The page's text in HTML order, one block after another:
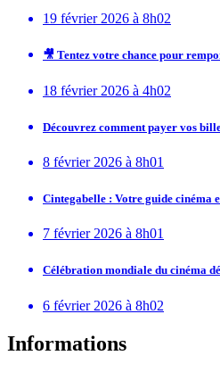
19 février 2026 à 8h02
🎥 Tentez votre chance pour
18 février 2026 à 4h02
Découvrez comment payer vos
8 février 2026 à 8h01
Cintegabelle : Votre guide cinéma
7 février 2026 à 8h01
Célébration mondiale du cinéma
6 février 2026 à 8h02
Informations